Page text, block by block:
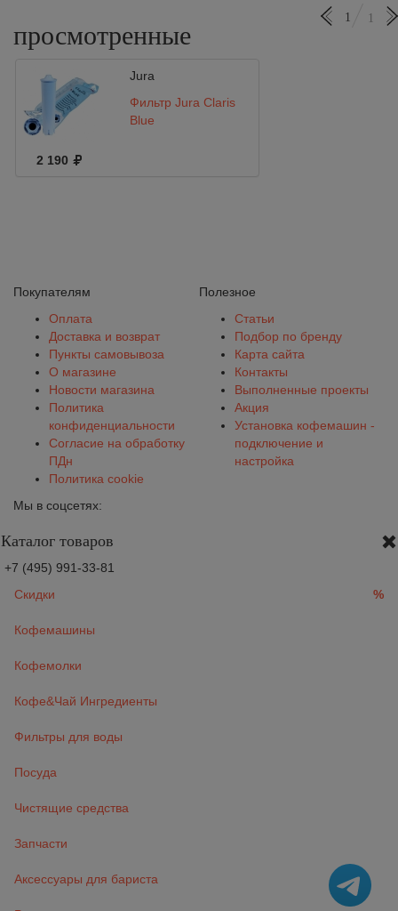
просмотренные
1 1
Jura
Фильтр Jura Claris
Blue
2 190
Покупателям
Оплата
Доставка и возврат
Пункты самовывоза
О магазине
Новости магазина
Политика
конфиденциальности
Согласие на обработку
ПДн
Политика cookie
Полезное
Статьи
Подбор по бренду
Карта сайта
Контакты
Выполненные проекты
Акция
Установка кофемашин -
подключение и
настройка
Мы в соцсетях:
Каталог товаров
+7 (495) 991-33-81
Скидки
%
Кофемашины
Кофемолки
Кофе&Чай Ингредиенты
Фильтры для воды
Посуда
Чистящие средства
Запчасти
Аксессуары для бариста